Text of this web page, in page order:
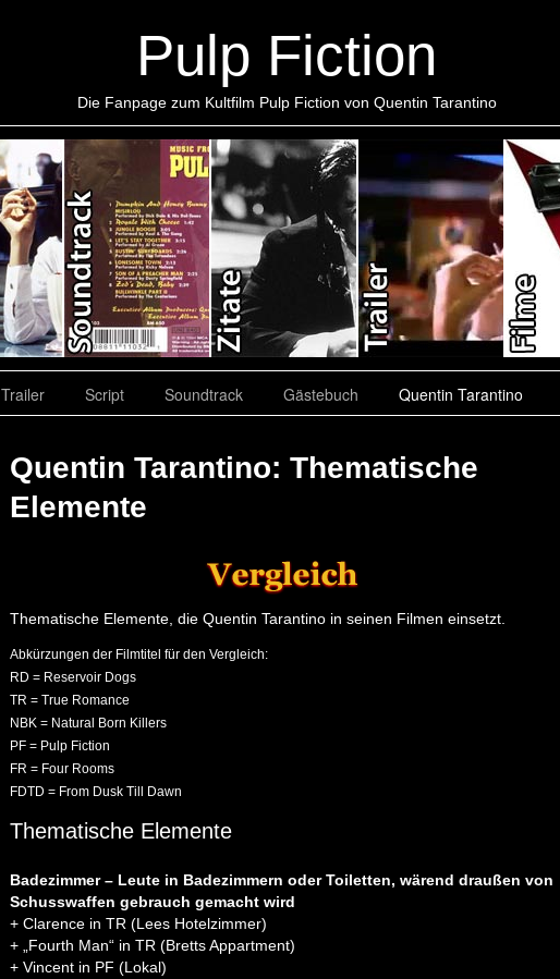
Pulp Fiction
Die Fanpage zum Kultfilm Pulp Fiction von Quentin Tarantino
Trailer Script Soundtrack Gästebuch Quentin Tarantino
Quentin Tarantino: Thematische
Elemente
Thematische Elemente, die Quentin Tarantino in seinen Filmen einsetzt.
Abkürzungen der Filmtitel für den Vergleich:
RD = Reservoir Dogs
TR = True Romance
NBK = Natural Born Killers
PF = Pulp Fiction
FR = Four Rooms
FDTD = From Dusk Till Dawn
Thematische Elemente
Badezimmer – Leute in Badezimmern oder Toiletten, wärend draußen von
Schusswaffen gebrauch gemacht wird
+ Clarence in TR (Lees Hotelzimmer)
+ „Fourth Man“ in TR (Bretts Appartment)
+ Vincent in PF (Lokal)